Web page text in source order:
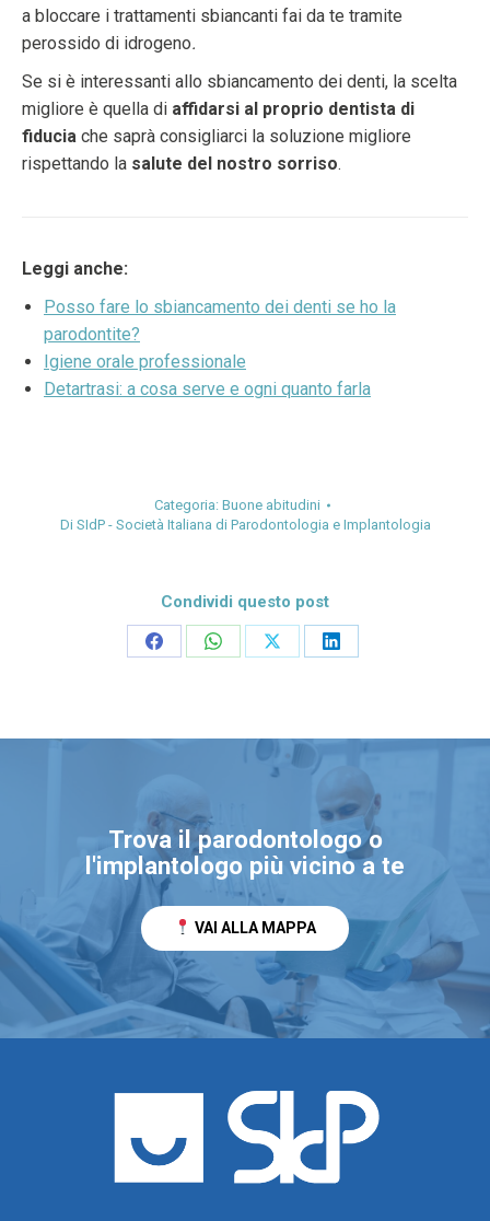
a bloccare i trattamenti sbiancanti fai da te tramite
perossido di idrogeno.
Se si è interessanti allo sbiancamento dei denti, la scelta
migliore è quella di affidarsi al proprio dentista di
fiducia che saprà consigliarci la soluzione migliore
rispettando la salute del nostro sorriso.
Leggi anche:
Posso fare lo sbiancamento dei denti se ho la
parodontite?
Igiene orale professionale
Detartrasi: a cosa serve e ogni quanto farla
Categoria: Buone abitudini
Di SIdP - Società Italiana di Parodontologia e Implantologia
Condividi questo post
CondividiCondividiCondividiCondividi
Trova il parodontologo o
l'implantologo più vicino a te
VAI ALLA MAPPA